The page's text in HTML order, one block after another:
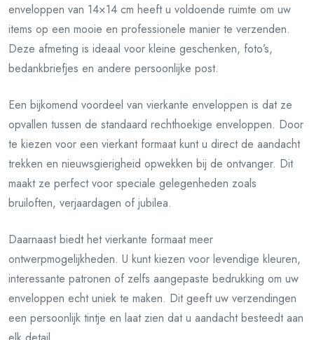
enveloppen van 14×14 cm heeft u voldoende ruimte om uw
items op een mooie en professionele manier te verzenden.
Deze afmeting is ideaal voor kleine geschenken, foto’s,
bedankbriefjes en andere persoonlijke post.
Een bijkomend voordeel van vierkante enveloppen is dat ze
opvallen tussen de standaard rechthoekige enveloppen. Door
te kiezen voor een vierkant formaat kunt u direct de aandacht
trekken en nieuwsgierigheid opwekken bij de ontvanger. Dit
maakt ze perfect voor speciale gelegenheden zoals
bruiloften, verjaardagen of jubilea.
Daarnaast biedt het vierkante formaat meer
ontwerpmogelijkheden. U kunt kiezen voor levendige kleuren,
interessante patronen of zelfs aangepaste bedrukking om uw
enveloppen echt uniek te maken. Dit geeft uw verzendingen
een persoonlijk tintje en laat zien dat u aandacht besteedt aan